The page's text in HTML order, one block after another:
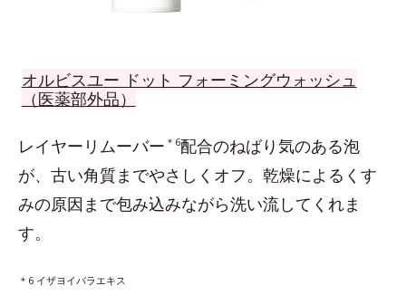
オルビスユー ドット フォーミングウォッシュ
（医薬部外品）
レイヤーリムーバー ＊6配合のねばり気のある泡
が、古い角質までやさしくオフ。乾燥によるくす
みの原因まで包み込みながら洗い流してくれま
す。
＊6 イザヨイバラエキス